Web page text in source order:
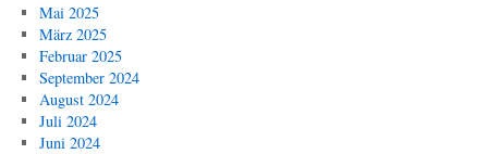
Mai 2025
März 2025
Februar 2025
September 2024
August 2024
Juli 2024
Juni 2024